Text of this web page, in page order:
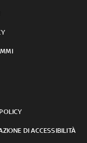
DI ACCESSIBILITÀ